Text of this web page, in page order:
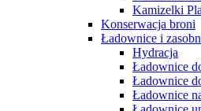
Kamizelki
Konserwacja broni
Ładownice i
Hydracja
Ładownice
Ładownice
Ładownice